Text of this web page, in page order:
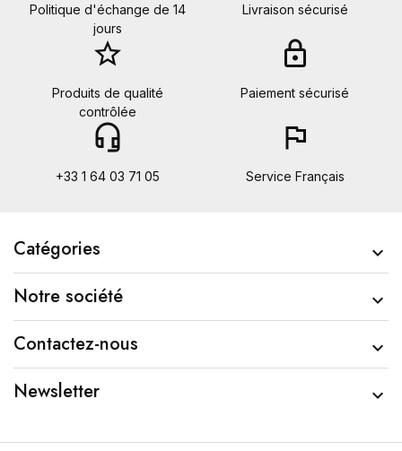
Politique d'échange de 14
jours
Livraison sécurisé
star_border
Produits de qualité
contrôlée
lock
Paiement sécurisé
headset_mic
+33 1 64 03 71 05
flag
Service Français
Catégories 
Notre société 
Contactez-nous 
Newsletter 